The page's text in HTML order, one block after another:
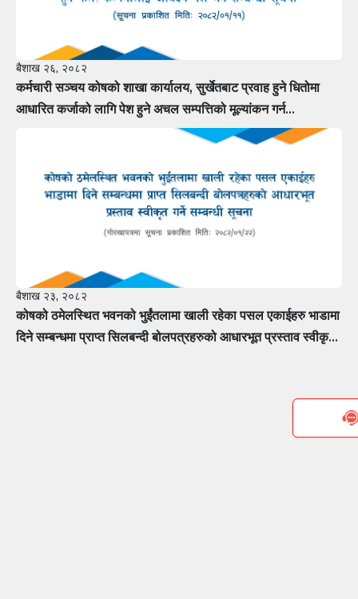
बैशाख २६, २०८२
कर्मचारी सञ्चय कोषको शाखा कार्यालय, सुर्खेतबाट प्रवाह हुने धितोमा
आधारित कर्जाको लागि पेश हुने अचल सम्पत्तिको मूल्यांकन गर्न
मूल्यांकनकर्तामा सूचीकरण हुन फर्म÷कम्पनीलाई आवेदन पेश गर्ने सम्बन्धी
बैशाख २३, २०८२
कोषको ठमेलस्थित भवनको भुईंतलामा खाली रहेका पसल एकाईहरु भाडामा
दिने सम्बन्धमा प्राप्त सिलबन्दी बोलपत्रहरुको आधारभूत प्रस्ताव स्वीकृत